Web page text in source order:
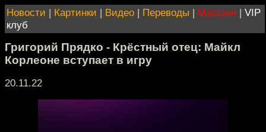
Новости | Картинки | Видео | Переводы | Магазин | VIP
клуб
Григорий Прядко - Крёстный отец: Майкл
Корлеоне вступает в игру
20.11.22